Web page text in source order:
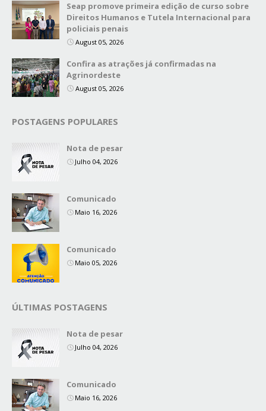
Seap promove primeira edição de curso sobre
Direitos Humanos e Tutela Internacional para
policiais penais
August 05, 2026
Confira as atrações já confirmadas na
Agrinordeste
August 05, 2026
POSTAGENS POPULARES
Nota de pesar
Julho 04, 2026
Comunicado
Maio 16, 2026
Comunicado
Maio 05, 2026
ÚLTIMAS POSTAGENS
Nota de pesar
Julho 04, 2026
Comunicado
Maio 16, 2026